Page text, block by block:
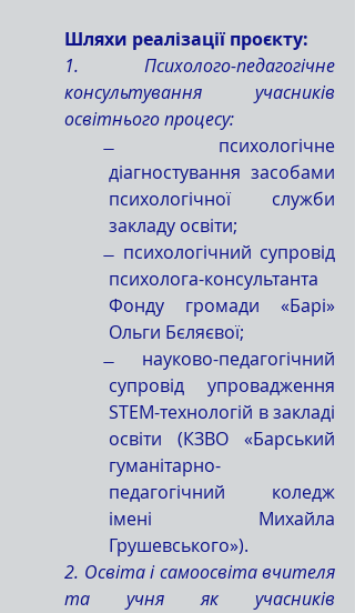
	Шляхи реалізації проєкту:
1. Психолого-педагогічне
консультування учасників
освітнього процесу:
̶  психологічне
діагностування засобами
психологічної служби
закладу освіти;
̶  психологічний супровід
психолога-консультанта
Фонду громади «Барі»
Ольги Бєляєвої;
̶ науково-педагогічний
супровід упровадження
STEM-технологій в закладі
освіти (КЗВО «Барський
гуманітарно-
педагогічний коледж
імені Михайла
Грушевського»).
2. Освіта і самоосвіта вчителя
та учня як учасників